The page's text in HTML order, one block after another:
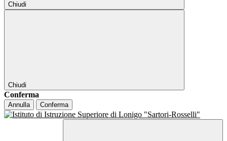
Chiudi
Chiudi
Conferma
Annulla Conferma